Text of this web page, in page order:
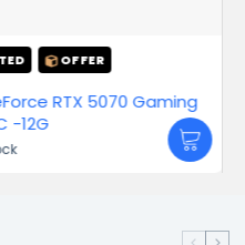
LIMITED
Gigabyte GeForce RTX
EAGLE OC – 12GB